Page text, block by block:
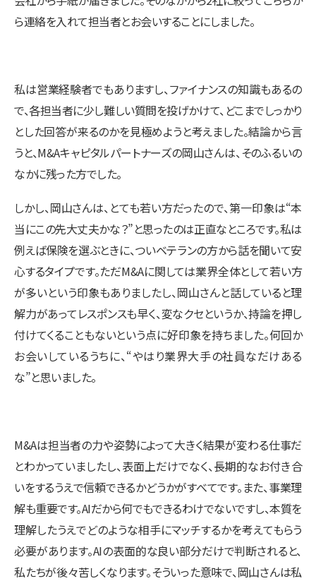
ら連絡を入れて担当者とお会いすることにしました。
私は営業経験者でもありますし、ファイナンスの知識もあるの
で、各担当者に少し難しい質問を投げかけて、どこまでしっかり
とした回答が来るのかを見極めようと考えました。結論から言
うと、M&Aキャピタルパートナーズの岡山さんは、そのふるいの
なかに残った方でした。
しかし、岡山さんは、とても若い方だったので、第一印象は“本
当にこの先大丈夫かな？”と思ったのは正直なところです。私は
例えば保険を選ぶときに、ついベテランの方から話を聞いて安
心するタイプです。ただM&Aに関しては業界全体として若い方
が多いという印象もありましたし、岡山さんと話していると理
解力があってレスポンスも早く、変なクセというか、持論を押し
付けてくることもないという点に好印象を持ちました。何回か
お会いしているうちに、“やはり業界大手の社員なだけある
な”と思いました。
M&Aは担当者の力や姿勢によって大きく結果が変わる仕事だ
とわかっていましたし、表面上だけでなく、長期的なお付き合
いをするうえで信頼できるかどうかがすべてです。また、事業理
解も重要です。AIだから何でもできるわけでないですし、本質を
理解したうえでどのような相手にマッチするかを考えてもらう
必要があります。AIの表面的な良い部分だけで判断されると、
私たちが後々苦しくなります。そういった意味で、岡山さんは私